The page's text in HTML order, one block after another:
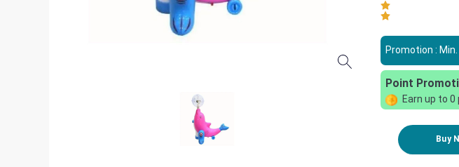
Promotion :
Point
Earn up to 0
Buy